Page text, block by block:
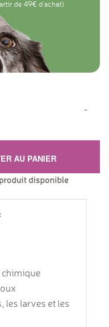
de 49€ d'achat)
-
AU PANIER
disponible
chimique
les larves et les